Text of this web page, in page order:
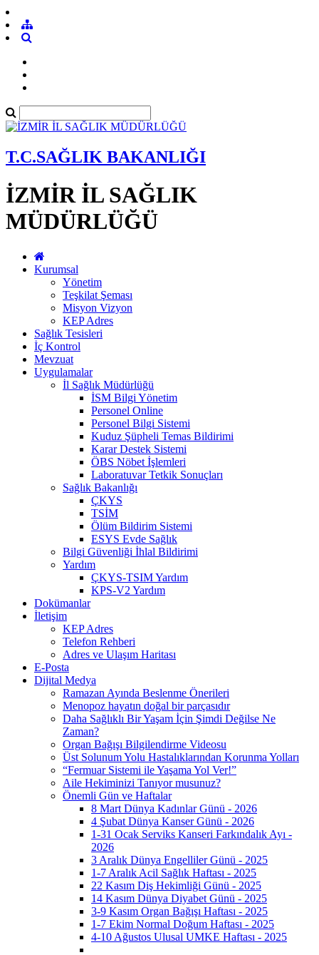
T.C.SAĞLIK BAKANLIĞI
İZMİR İL SAĞLIK
MÜDÜRLÜĞÜ
Kurumsal
Yönetim
Teşkilat Şeması
Misyon Vizyon
KEP Adres
Sağlık Tesisleri
İç Kontrol
Mevzuat
Uygulamalar
İl Sağlık Müdürlüğü
İSM Bilgi Yönetim
Personel Online
Personel Bilgi Sistemi
Kuduz Şüpheli Temas Bildirimi
Karar Destek Sistemi
ÖBS Nöbet İşlemleri
Laboratuvar Tetkik Sonuçları
Sağlık Bakanlığı
ÇKYS
TSİM
Ölüm Bildirim Sistemi
ESYS Evde Sağlık
Bilgi Güvenliği İhlal Bildirimi
Yardım
ÇKYS-TSIM Yardım
KPS-V2 Yardım
Dokümanlar
İletişim
KEP Adres
Telefon Rehberi
Adres ve Ulaşım Haritası
E-Posta
Dijital Medya
Ramazan Ayında Beslenme Önerileri
Menopoz hayatın doğal bir parçasıdır
Daha Sağlıklı Bir Yaşam İçin Şimdi Değilse Ne
Zaman?
Organ Bağışı Bilgilendirme Videosu
Üst Solunum Yolu Hastalıklarından Korunma Yolları
“Fermuar Sistemi ile Yaşama Yol Ver!”
Aile Hekiminizi Tanıyor musunuz?
Önemli Gün ve Haftalar
8 Mart Dünya Kadınlar Günü - 2026
4 Şubat Dünya Kanser Günü - 2026
1-31 Ocak Serviks Kanseri Farkındalık Ayı -
2026
3 Aralık Dünya Engelliler Günü - 2025
1-7 Aralık Acil Sağlık Haftası - 2025
22 Kasım Diş Hekimliği Günü - 2025
14 Kasım Dünya Diyabet Günü - 2025
3-9 Kasım Organ Bağışı Haftası - 2025
1-7 Ekim Normal Doğum Haftası - 2025
4-10 Ağustos Ulusal UMKE Haftası - 2025